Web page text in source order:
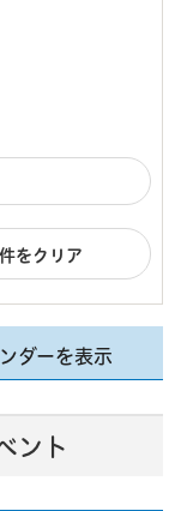
をクリア
ダーを表示
ント